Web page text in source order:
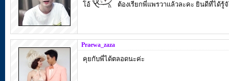
โอ้ ต้องเรียกพี่แพรวาแล้วละคะ ยินดีที่ได้รู้
Praewa_zaza
คุยกับพี่ได้ตลอดนะค่ะ